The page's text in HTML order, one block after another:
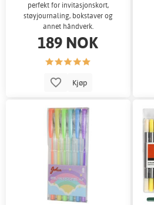
perfekt for invitasjonskort,
støyjournaling, bokstaver og
annet håndverk.
189 NOK
Kjøp